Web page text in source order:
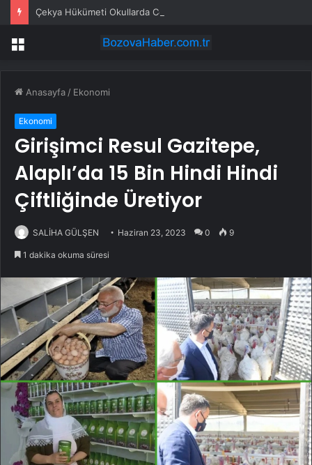
Menü
Anasayfa / Ekonomi
Ekonomi
Girişimci Resul Gazitepe,
Alaplı’da 15 Bin Hindi Hindi
Çiftliğinde Üretiyor
SALİHA GÜLŞEN Haziran 23, 2023 0 9
1 dakika okuma süresi